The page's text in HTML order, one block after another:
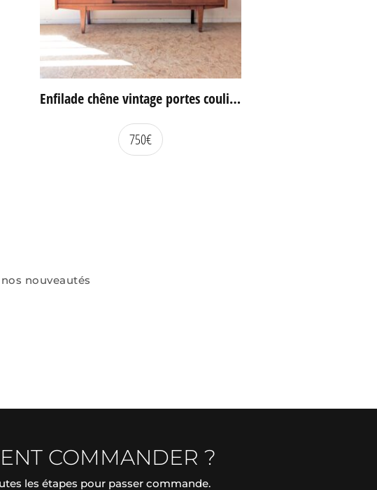
Enfilade chêne vintage portes coulissantes
750€
nouveautés
COMMANDER ?
les étapes pour passer commande.